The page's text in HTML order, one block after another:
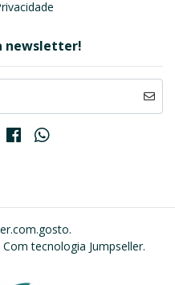
newsletter!
Com tecnologia Jumpseller.